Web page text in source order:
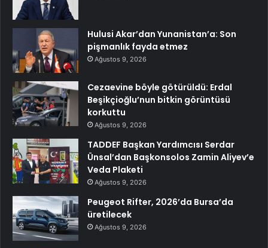
Hulusi Akar’dan Yunanistan’a: Son
pişmanlık fayda etmez
Ağustos 9, 2026
Cezaevine böyle götürüldü: Erdal
Beşikçioğlu’nun bitkin görüntüsü
korkuttu
Ağustos 9, 2026
TADDEF Başkan Yardımcısı Serdar
Ünsal’dan Başkonsolos Zamin Aliyev’e
Veda Plaketi
Ağustos 9, 2026
Peugeot Rifter, 2026’da Bursa’da
üretilecek
Ağustos 9, 2026